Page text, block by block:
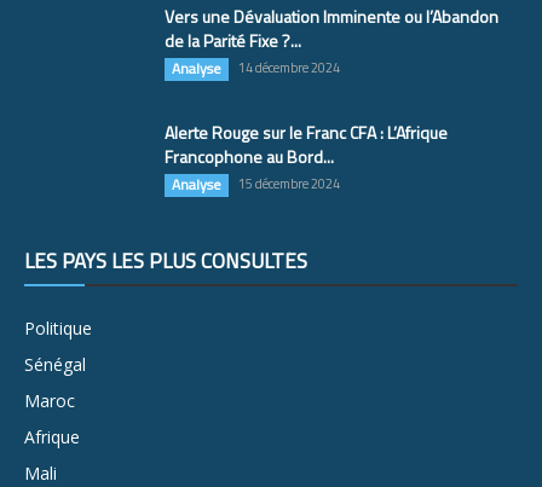
Vers une Dévaluation Imminente ou l’Abandon
de la Parité Fixe ?...
Analyse 14 décembre 2024
Alerte Rouge sur le Franc CFA : L’Afrique
Francophone au Bord...
Analyse 15 décembre 2024
LES PAYS LES PLUS CONSULTÉS
Politique
Sénégal
Maroc
Afrique
Mali